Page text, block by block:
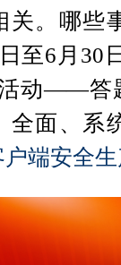
关。哪些
至6月30
动——答
全面、系
户端安全